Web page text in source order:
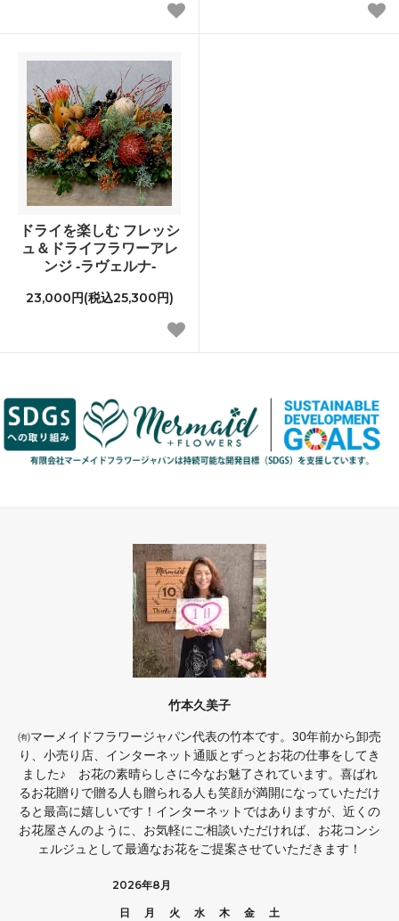
ドライを楽しむ フレッシ
ュ＆ドライフラワーアレ
ンジ -ラヴェルナ-
23,000円(税込25,300円)
竹本久美子
㈲マーメイドフラワージャパン代表の竹本です。30年前から卸売
り、小売り店、インターネット通販とずっとお花の仕事をしてき
ました♪ お花の素晴らしさに今なお魅了されています。喜ばれ
るお花贈りで贈る人も贈られる人も笑顔が満開になっていただけ
ると最高に嬉しいです！インターネットではありますが、近くの
お花屋さんのように、お気軽にご相談いただければ、お花コンシ
ェルジュとして最適なお花をご提案させていただきます！
2026年8月
日 月 火 水 木 金 土